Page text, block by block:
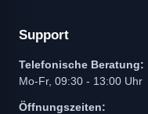
Support
Telefonische Beratung:
Mo-Fr, 09:30 - 13:00 Uhr
Öffnungszeiten: